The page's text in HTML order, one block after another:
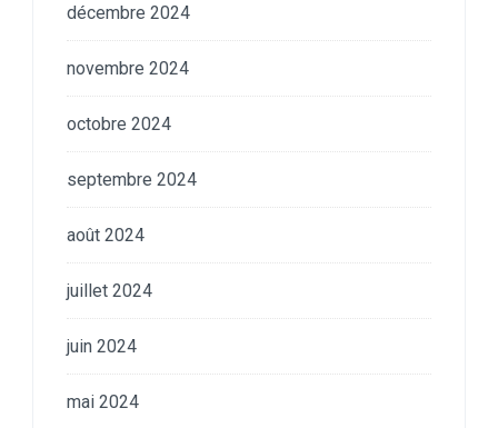
décembre 2024
novembre 2024
octobre 2024
septembre 2024
août 2024
juillet 2024
juin 2024
mai 2024